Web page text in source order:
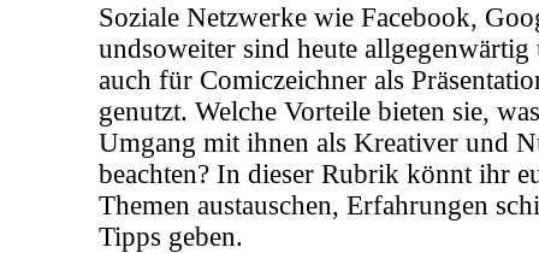
Soziale Netzwerke wie Facebook,
undsoweiter sind heute allgegenwärtig
auch für Comiczeichner als
genutzt. Welche Vorteile bieten sie,
Umgang mit ihnen als Kreativer und
beachten? In dieser Rubrik könnt ihr
Themen austauschen, Erfahrungen
Tipps geben.